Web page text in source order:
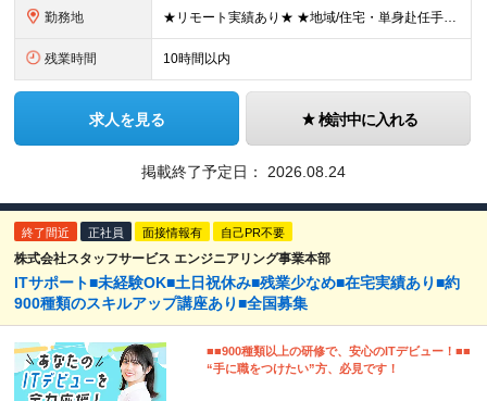
勤務地 ★リモート実績あり★ ★地域/住宅・単身赴任手当などサポートも万全 ★転任費用や寮・社宅制度も完備しています ★勤務地については希望を考慮の上、決定します 『地元で働きたい』『新天地で挑戦したい』と
残業時間 10時間以内
求人を見る 検討中に入れる
掲載終了予定日： 2026.08.24
終了間近 正社員 面接情報有 自己PR不要
株式会社スタッフサービス エンジニアリング事業本部
ITサポート■未経験OK■土日祝休み■残業少なめ■在宅実績あり■約
900種類のスキルアップ講座あり■全国募集
■■900種類以上の研修で、安心のITデビュー！■■
“手に職をつけたい”方、必見です！